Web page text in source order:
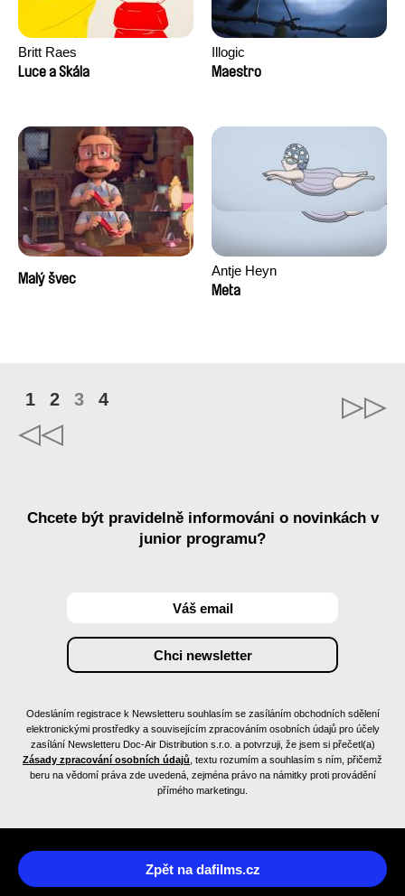
Britt Raes
Luce a Skála
Illogic
Maestro
Malý švec
Antje Heyn
Meta
1 2 3 4
Chcete být pravidelně informováni o novinkách v
junior programu?
Odesláním registrace k Newsletteru souhlasím se zasíláním obchodních sdělení
elektronickými prostředky a souvisejícím zpracováním osobních údajů pro účely
zasílání Newsletteru Doc-Air Distribution s.r.o. a potvrzuji, že jsem si přečetl(a)
Zásady zpracování osobních údajů , textu rozumím a souhlasím s ním, přičemž
beru na vědomí práva zde uvedená, zejména právo na námitky proti provádění
přímého marketingu.
Zpět na dafilms.cz